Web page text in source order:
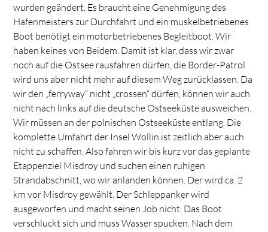
wurden geändert. Es braucht eine Genehmigung des
Hafenmeisters zur Durchfahrt und ein muskelbetriebenes
Boot benötigt ein motorbetriebenes Begleitboot. Wir
haben keines von Beidem. Damit ist klar, dass wir zwar
noch auf die Ostsee rausfahren dürfen, die Border-Patrol
wird uns aber nicht mehr auf diesem Weg zurücklassen. Da
wir den „ferryway“ nicht „crossen“ dürfen, können wir auch
nicht nach links auf die deutsche Ostseeküste ausweichen.
Wir müssen an der polnischen Ostseeküste entlang. Die
komplette Umfahrt der Insel Wollin ist zeitlich aber auch
nicht zu schaffen. Also fahren wir bis kurz vor das geplante
Etappenziel Misdroy und suchen einen ruhigen
Strandabschnitt, wo wir anlanden können. Der wird ca. 2
km vor Misdroy gewählt. Der Schleppanker wird
ausgeworfen und macht seinen Job nicht. Das Boot
verschluckt sich und muss Wasser spucken. Nach dem